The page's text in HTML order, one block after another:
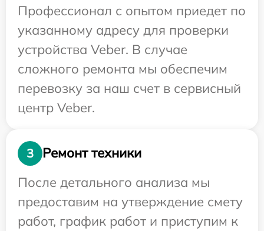
Профессионал с опытом приедет по
указанному адресу для проверки
устройства Veber. В случае
сложного ремонта мы обеспечим
перевозку за наш счет в сервисный
центр Veber.
3
Ремонт техники
После детального анализа мы
предоставим на утверждение смету
работ, график работ и приступим к